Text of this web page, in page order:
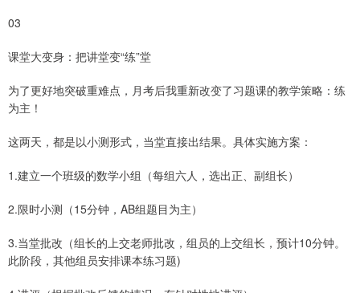
03
课堂大变身：把讲堂变“练”堂
为了更好地突破重难点，月考后我重新改变了习题课的教学策略：练
为主！
这两天，都是以小测形式，当堂直接出结果。具体实施方案：
1.建立一个班级的数学小组（每组六人，选出正、副组长）
2.限时小测（15分钟，AB组题目为主）
3.当堂批改（组长的上交老师批改，组员的上交组长，预计10分钟。
此阶段，其他组员安排课本练习题)